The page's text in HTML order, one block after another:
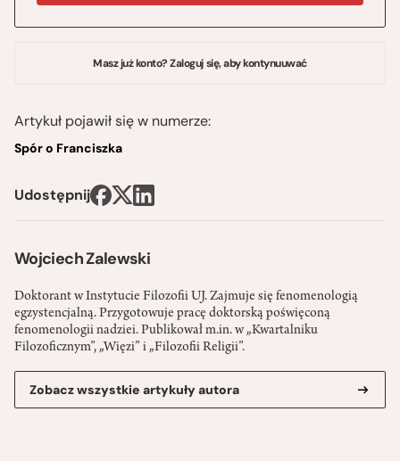
Wojciech Zalewski
Doktorant w Instytucie Filozofii UJ. Zajmuje się fenomenologią
egzystencjalną. Przygotowuje pracę doktorską poświęconą
fenomenologii nadziei. Publikował m.in. w „Kwartalniku
Filozoficznym”, „Więzi” i „Filozofii Religii”.
Zobacz wszystkie artykuły autora
Masz już konto? Zaloguj się, aby kontynuuwać
Artykuł pojawił się w numerze:
Spór o Franciszka
Udostępnij